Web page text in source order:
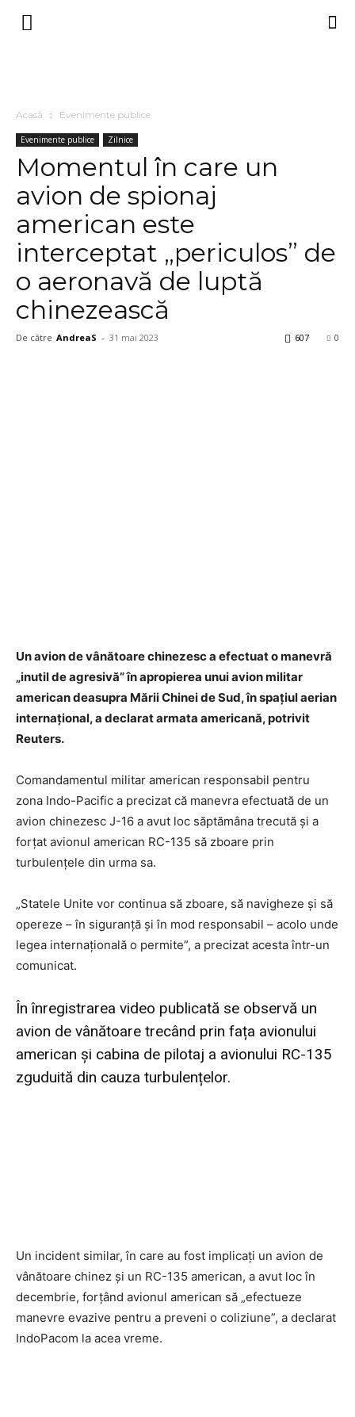
Acasă Evenimente publice
Evenimente publice Zilnice
Momentul în care un
avion de spionaj
american este
interceptat „periculos” de
o aeronavă de luptă
chinezească
De către AndreaS - 31 mai 2023 0
607
Un avion de vânătoare chinezesc a efectuat o manevră
„inutil de agresivă” în apropierea unui avion militar
american deasupra Mării Chinei de Sud, în spațiul aerian
internațional, a declarat armata americană, potrivit
Reuters.
Comandamentul militar american responsabil pentru
zona Indo-Pacific a precizat că manevra efectuată de un
avion chinezesc J-16 a avut loc săptămâna trecută și a
forțat avionul american RC-135 să zboare prin
turbulențele din urma sa.
„Statele Unite vor continua să zboare, să navigheze și să
opereze – în siguranță și în mod responsabil – acolo unde
legea internațională o permite”, a precizat acesta într-un
comunicat.
În înregistrarea video publicată se observă un
avion de vânătoare trecând prin fața avionului
american și cabina de pilotaj a avionului RC-135
zguduită din cauza turbulențelor.
Un incident similar, în care au fost implicați un avion de
vânătoare chinez și un RC-135 american, a avut loc în
decembrie, forțând avionul american să „efectueze
manevre evazive pentru a preveni o coliziune”, a declarat
IndoPacom la acea vreme.